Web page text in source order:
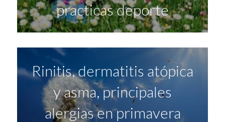
practicas deporte
Rinitis, dermatitis atópica
y asma, principales
alergias en primavera